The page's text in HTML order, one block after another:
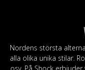
Nordens största
alla olika unika stilar.